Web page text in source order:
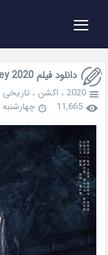
≡
دانلود فیلم Fatal Journey 2020
2020 ، اکشن ،تاریخی
11,665
چهارشنبه ۱۳ فروردین ۱۳۹۹